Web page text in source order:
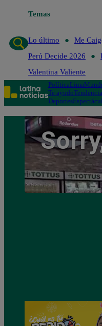
Temas
Lo último
Me
Perú Decide 2026
Valentina Valiente
PolíticaLima
Te ayudo
Deportes